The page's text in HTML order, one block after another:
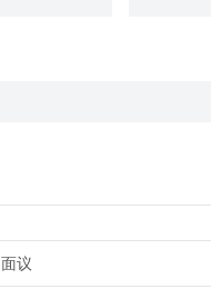
面议